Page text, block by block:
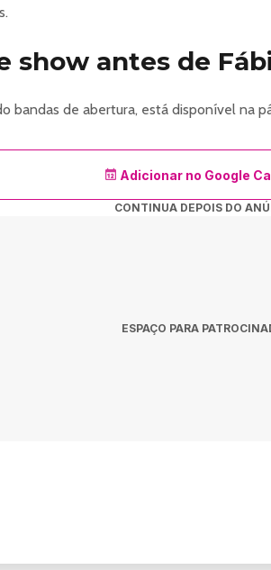
show antes de
bandas de abertura, está disponível na
Adicionar no Google
CONTINUA DEPOIS DO
ESPAÇO PARA